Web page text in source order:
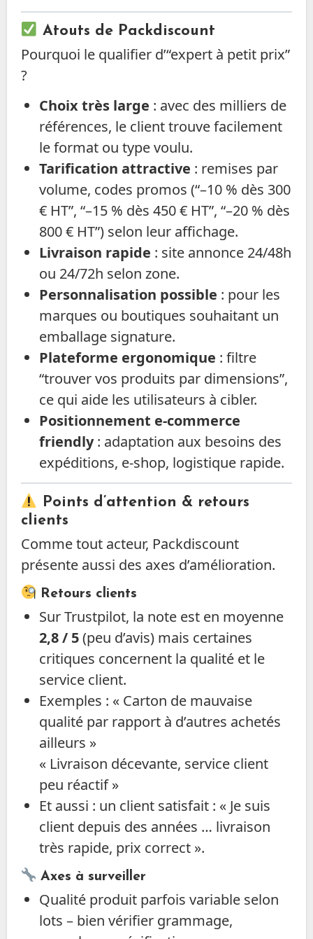
Atouts de Packdiscount
Pourquoi le qualifier d’“expert à petit prix”
?
Choix très large : avec des milliers de
références, le client trouve facilement
le format ou type voulu.
Tarification attractive : remises par
volume, codes promos (“–10 % dès 300
€ HT”, “–15 % dès 450 € HT”, “–20 % dès
800 € HT”) selon leur affichage.
Livraison rapide : site annonce 24/48h
ou 24/72h selon zone.
Personnalisation possible : pour les
marques ou boutiques souhaitant un
emballage signature.
Plateforme ergonomique : filtre
“trouver vos produits par dimensions”,
ce qui aide les utilisateurs à cibler.
Positionnement e-commerce
friendly: adaptation aux besoins des
expéditions, e-shop, logistique rapide.
Points d’attention & retours
clients
Comme tout acteur, Packdiscount
présente aussi des axes d’amélioration.
Retours clients
Sur Trustpilot, la note est en moyenne
2,8 / 5(peu d’avis) mais certaines
critiques concernent la qualité et le
service client.
Exemples : « Carton de mauvaise
qualité par rapport à d’autres achetés
ailleurs »
« Livraison décevante, service client
peu réactif »
Et aussi : un client satisfait : « Je suis
client depuis des années … livraison
très rapide, prix correct ».
Axes à surveiller
Qualité produit parfois variable selon
lots – bien vérifier grammage,